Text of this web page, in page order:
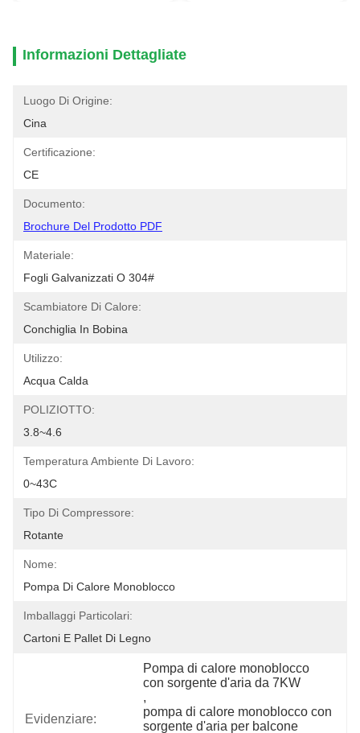
Informazioni Dettagliate
Luogo Di Origine:
Cina
Certificazione:
CE
Documento:
Brochure Del Prodotto PDF
Materiale:
Fogli Galvanizzati O 304#
Scambiatore Di Calore:
Conchiglia In Bobina
Utilizzo:
Acqua Calda
POLIZIOTTO:
3.8~4.6
Temperatura Ambiente Di Lavoro:
0~43C
Tipo Di Compressore:
Rotante
Nome:
Pompa Di Calore Monoblocco
Imballaggi Particolari:
Cartoni E Pallet Di Legno
Evidenziare:
Pompa di calore monoblocco
con sorgente d'aria da 7KW
,
pompa di calore monoblocco con
sorgente d'aria per balcone